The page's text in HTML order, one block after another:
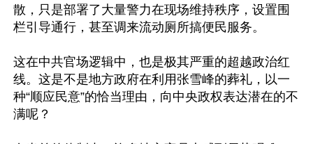
散，只是部署了大量警力在现场维持秩序，设置围
栏引导通行，甚至调来流动厕所搞便民服务。
这在中共官场逻辑中，也是极其严重的超越政治红
线。这是不是地方政府在利用张雪峰的葬礼，以一
种“顺应民意”的恰当理由，向中央政权表达潜在的不
满呢？